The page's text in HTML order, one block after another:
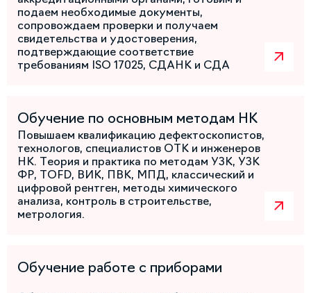
подаем необходимые документы,
сопровождаем проверки и получаем
свидетельства и удостоверения,
подтверждающие соответствие
требованиям ISO 17025, СДАНК и СДА
Обучение по основным методам НК
Повышаем квалификацию дефектоскопистов,
технологов, специалистов ОТК и инженеров
НК. Теория и практика по методам УЗК, УЗК
ФР, TOFD, ВИК, ПВК, МПД, классический и
цифровой рентген, методы химического
анализа, контроль в строительстве,
метрология.
Обучение работе с приборами